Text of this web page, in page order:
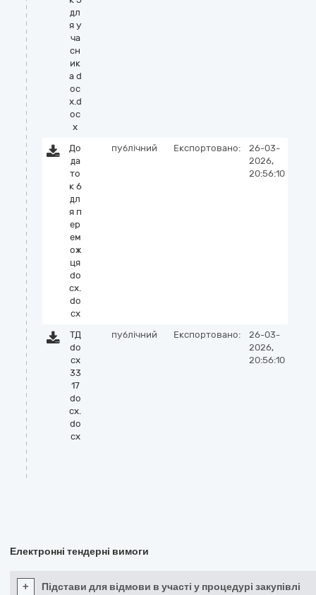
дл
я у
ча
сн
ик
а d
oc
x.d
oc
x
До
да
то
к 6
дл
я п
ер
ем
ож
ця
do
cx.
do
cx
публічний Експортовано:
26-03-
2026,
20:56:10
ТД
do
cx
33
17
do
cx.
do
cx
публічний Експортовано:
26-03-
2026,
20:56:10
Електронні тендерні вимоги
+ Підстави для відмови в участі у процедурі закупівлі